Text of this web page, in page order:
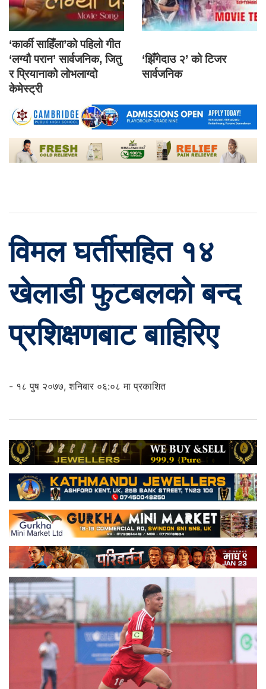
‘कार्की साहिँला’को पहिलो गीत
‘लग्यौ परान’ सार्वजनिक, जितु
र प्रियानाको लोभलाग्दो
केमेस्ट्री
‘झिँगेदाउ २’ को टिजर
सार्वजनिक
विमल घर्तीसहित १४
खेलाडी फुटबलको बन्द
प्रशिक्षणबाट बाहिरिए
- १८ पुष २०७७, शनिबार ०६:०८ मा प्रकाशित